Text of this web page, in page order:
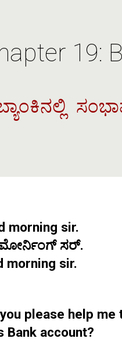
19:
morning sir.
ಸರ್.
morning sir.
please help me
Bank account?